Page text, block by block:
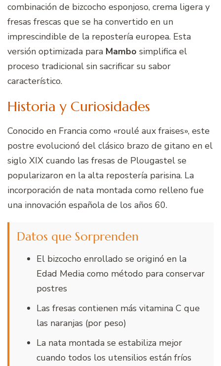
combinación de bizcocho esponjoso, crema ligera y
fresas frescas que se ha convertido en un
imprescindible de la repostería europea. Esta
versión optimizada para Mambo simplifica el
proceso tradicional sin sacrificar su sabor
característico.
Historia y Curiosidades
Conocido en Francia como «roulé aux fraises», este
postre evolucionó del clásico brazo de gitano en el
siglo XIX cuando las fresas de Plougastel se
popularizaron en la alta repostería parisina. La
incorporación de nata montada como relleno fue
una innovación española de los años 60.
Datos que Sorprenden
El bizcocho enrollado se originó en la
Edad Media como método para conservar
postres
Las fresas contienen más vitamina C que
las naranjas (por peso)
La nata montada se estabiliza mejor
cuando todos los utensilios están fríos